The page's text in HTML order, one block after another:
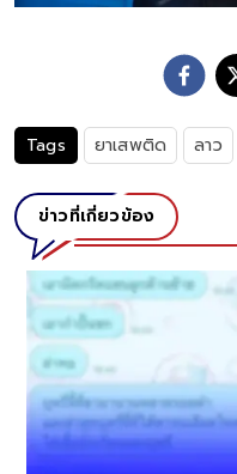
Tags ยาเสพติด ลาว
ข่าวที่เกี่ยวข้อง